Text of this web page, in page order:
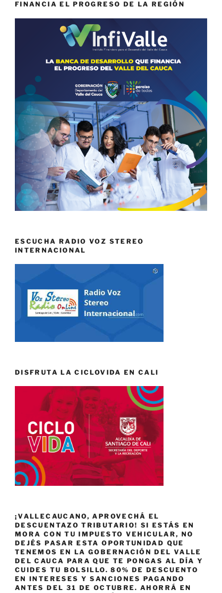
FINANCIA EL PROGRESO DE LA REGIÓN
ESCUCHA RADIO VOZ STEREO
INTERNACIONAL
DISFRUTA LA CICLOVIDA EN CALI
¡VALLECAUCANO, APROVECHÁ EL
DESCUENTAZO TRIBUTARIO! SI ESTÁS EN
MORA CON TU IMPUESTO VEHICULAR, NO
DEJÉS PASAR ESTA OPORTUNIDAD QUE
TENEMOS EN LA GOBERNACIÓN DEL VALLE
DEL CAUCA PARA QUE TE PONGAS AL DÍA Y
CUIDES TU BOLSILLO. 80% DE DESCUENTO
EN INTERESES Y SANCIONES PAGANDO
ANTES DEL 31 DE OCTUBRE. AHORRÁ EN